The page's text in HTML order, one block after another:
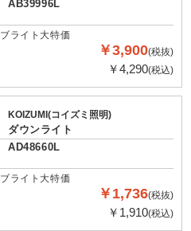
AB39996L
ブライト大特価
￥3,900(税抜)
￥4,290(税込)
KOIZUMI(コイズミ照明)
ダウンライト
AD48660L
ブライト大特価
￥1,736(税抜)
￥1,910(税込)